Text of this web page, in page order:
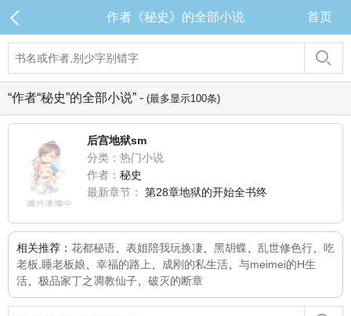
作者《秘史》的全部小说 首页
“作者“秘史”的全部小说” - (最多显示100条)
后宫地狱sm
分类：热门小说
作者： 秘史
最新章节：
第28章地狱的开始全书终
相关推荐： 花都秘语 表姐陪我玩换凄 黑胡蝶 乱世修色行
吃
老板,睡老板娘
幸福的路上 成刚的私生活
与meimei的H生
活
极品家丁之凋教仙子 破灭的断章